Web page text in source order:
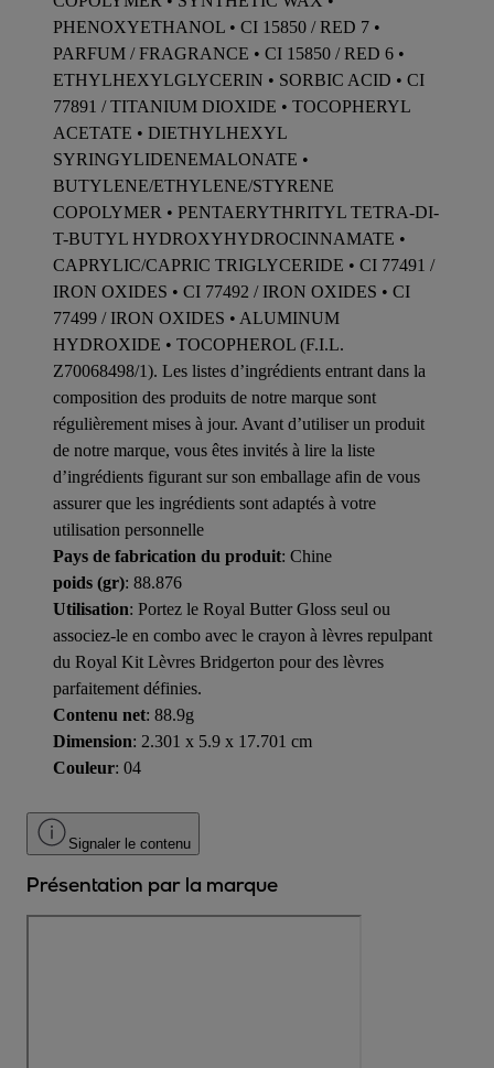
PHENOXYETHANOL • CI 15850 / RED 7 •
PARFUM / FRAGRANCE • CI 15850 / RED 6 •
ETHYLHEXYLGLYCERIN • SORBIC ACID • CI
77891 / TITANIUM DIOXIDE • TOCOPHERYL
ACETATE • DIETHYLHEXYL
SYRINGYLIDENEMALONATE •
BUTYLENE/ETHYLENE/STYRENE
COPOLYMER • PENTAERYTHRITYL TETRA-DI-
T-BUTYL HYDROXYHYDROCINNAMATE •
CAPRYLIC/CAPRIC TRIGLYCERIDE • CI 77491 /
IRON OXIDES • CI 77492 / IRON OXIDES • CI
77499 / IRON OXIDES • ALUMINUM
HYDROXIDE • TOCOPHEROL (F.I.L.
Z70068498/1). Les listes d’ingrédients entrant dans la
composition des produits de notre marque sont
régulièrement mises à jour. Avant d’utiliser un produit
de notre marque, vous êtes invités à lire la liste
d’ingrédients figurant sur son emballage afin de vous
assurer que les ingrédients sont adaptés à votre
utilisation personnelle
Pays de fabrication du produit: Chine
poids (gr): 88.876
Utilisation: Portez le Royal Butter Gloss seul ou
associez-le en combo avec le crayon à lèvres repulpant
du Royal Kit Lèvres Bridgerton pour des lèvres
parfaitement définies.
Contenu net: 88.9g
Dimension: 2.301 x 5.9 x 17.701 cm
Couleur: 04
Signaler le contenu
Présentation par la marque